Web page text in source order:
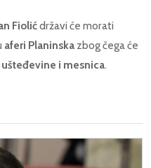
Fiolićdržavi će morati
aferi Planinska zbog čega će
i mesnica.